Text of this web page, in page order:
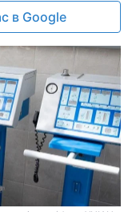
в Google